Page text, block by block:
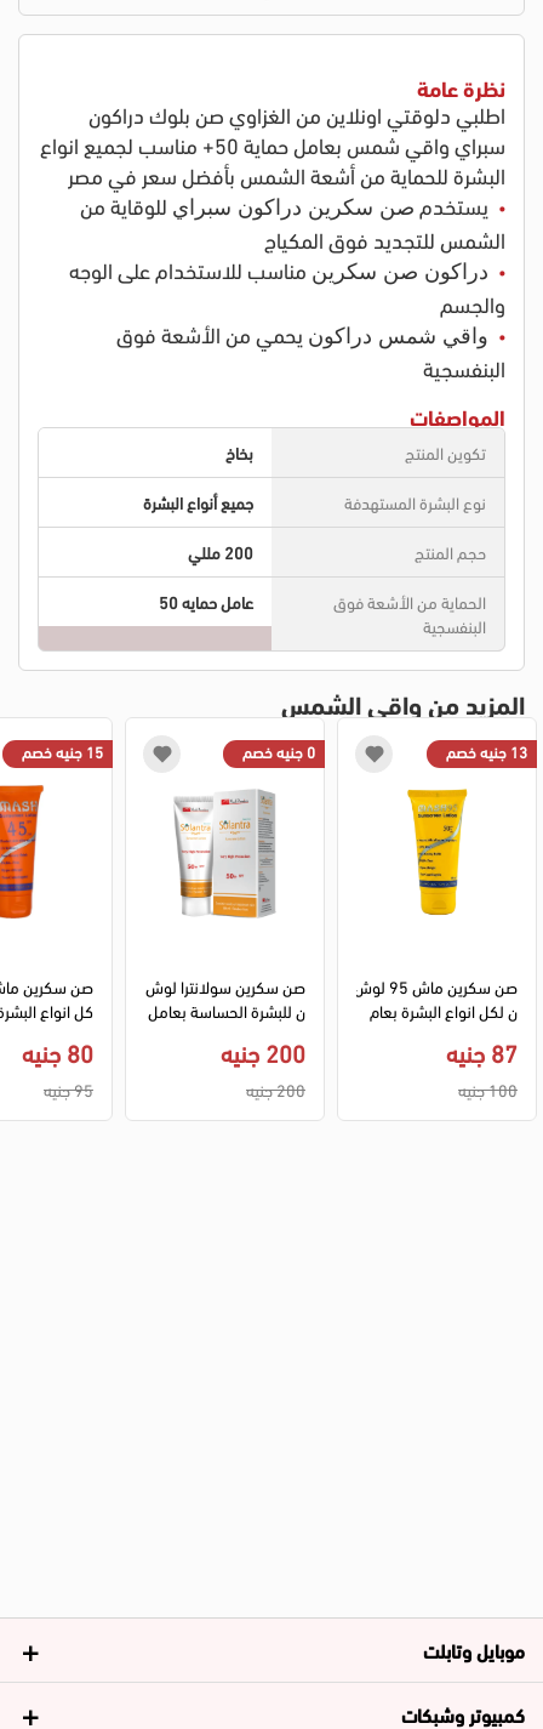
نظرة عامة
اطلبي دلوقتي اونلاين من الغزاوي صن بلوك دراكون
سبراي واقي شمس بعامل حماية 50+ مناسب لجميع انواع
البشرة للحماية من أشعة الشمس بأفضل سعر في مصر
يستخدم صن سكرين دراكون سبراي للوقاية من
الشمس للتجديد فوق المكياج
دراكون صن سكرين مناسب للاستخدام على الوجه
والجسم
واقي شمس دراكون يحمي من الأشعة فوق
البنفسجية
المواصفات
تكوين المنتج
بخاخ
نوع البشرة المستهدفة
جميع أنواع البشرة
حجم المنتج
200 مللي
الحماية من الأشعة فوق
البنفسجية
عامل حمايه 50
المزيد من واقي الشمس
13 جنيه خصم
صن سكرين ماش 95 لوش
ن لكل انواع البشرة بعام
87 جنيه
100 جنيه
0 جنيه خصم
صن سكرين سولانترا لوش
200 جنيه
200 جنيه
15 جنيه خصم
صن سكرين
كل انواع
80 جنيه
95 جنيه
موبايل وتابلت
كمبيوتر وشبكات